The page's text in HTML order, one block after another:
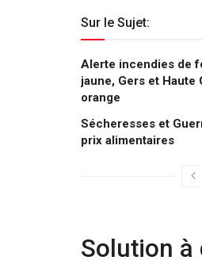
Sur le Sujet:
Alerte incendies de
jaune, Gers et Haute
orange
Sécheresses et
prix alimentaires
Solution à